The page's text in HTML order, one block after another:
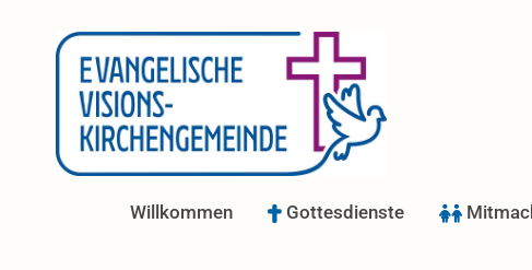
Willkommen Gottesdienste